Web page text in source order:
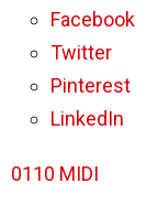
Facebook
Twitter
Pinterest
LinkedIn
0110 MIDI